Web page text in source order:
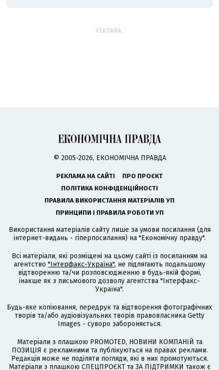
РЕКЛАМА:
© 2005-2026, ЕКОНОМІЧНА ПРАВДА
РЕКЛАМА НА САЙТІ
ПРО ПРОЄКТ
ПОЛІТИКА КОНФІДЕНЦІЙНОСТІ
ПРАВИЛА ВИКОРИСТАННЯ МАТЕРІАЛІВ УП
ПРИНЦИПИ І ПРАВИЛА РОБОТИ УП
Використання матеріалів сайту лише за умови посилання (для
інтернет-видань - гіперпосилання) на "Економічну правду".
Всі матеріали, які розміщені на цьому сайті із посиланням на
агентство "Інтерфакс-Україна", не підлягають подальшому
відтворенню та/чи розповсюдженню в будь-якій формі,
інакше як з письмового дозволу агентства "Інтерфакс-
Україна".
Будь-яке копіювання, передрук та відтворення фотографічних
творів та/або аудіовізуальних творів правовласника Getty
Images - суворо забороняється.
Матеріали з плашкою PROMOTED, НОВИНИ КОМПАНІЙ та
ПОЗИЦІЯ є рекламними та публікуються на правах реклами.
Редакція може не поділяти погляди, які в них промотуються.
Матеріали з плашкою СПЕЦПРОЄКТ та ЗА ПІДТРИМКИ також є